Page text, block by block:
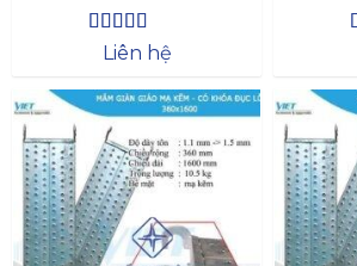
Được xếp
5
sao
Liên hệ